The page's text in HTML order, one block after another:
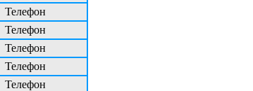
Телефон
Телефон
Телефон
Телефон
Телефон